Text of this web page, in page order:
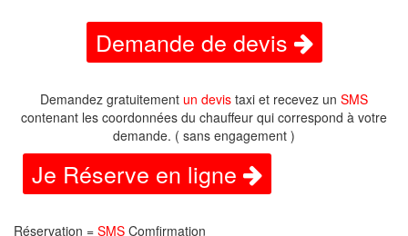
Demande de devis
Demandez gratuitement un devis taxi et recevez un SMS
contenant les coordonnées du chauffeur qui correspond à votre
demande. ( sans engagement )
Je Réserve en ligne
Réservation = SMS Comfirmation